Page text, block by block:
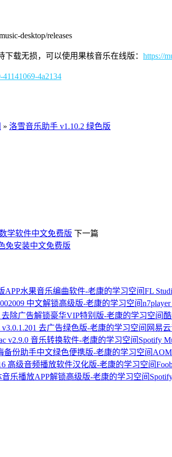
desktop/releases
载无损，可以使用果核音乐在线版： https://
4a2134
» 洛雪音乐助手 v1.10.2 绿色版
学软件中文免费版 下一篇
免安装中文免费版
FL
网易
Spotify